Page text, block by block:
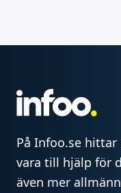
På Infoo.se
vara till hjälp för
även mer